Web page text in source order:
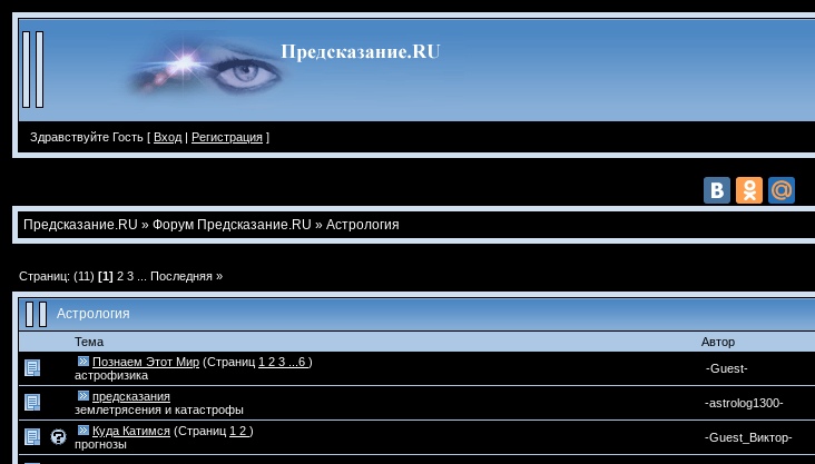
Здравствуйте Гость [ Вход | Регистрация ]
Предсказание.RU » Форум Предсказание.RU » Астрология
Страниц: (11) [1] 2 3 Последняя »
Астрология
Тема Автор
Познаем Этот Мир (Страниц 1 2 3 ...6 )
астрофизика
-Guest-
предсказания
землетрясения и катастрофы
-astrolog1300-
Куда Катимся (Страниц 1 2 )
прогнозы
-Guest_Виктор-